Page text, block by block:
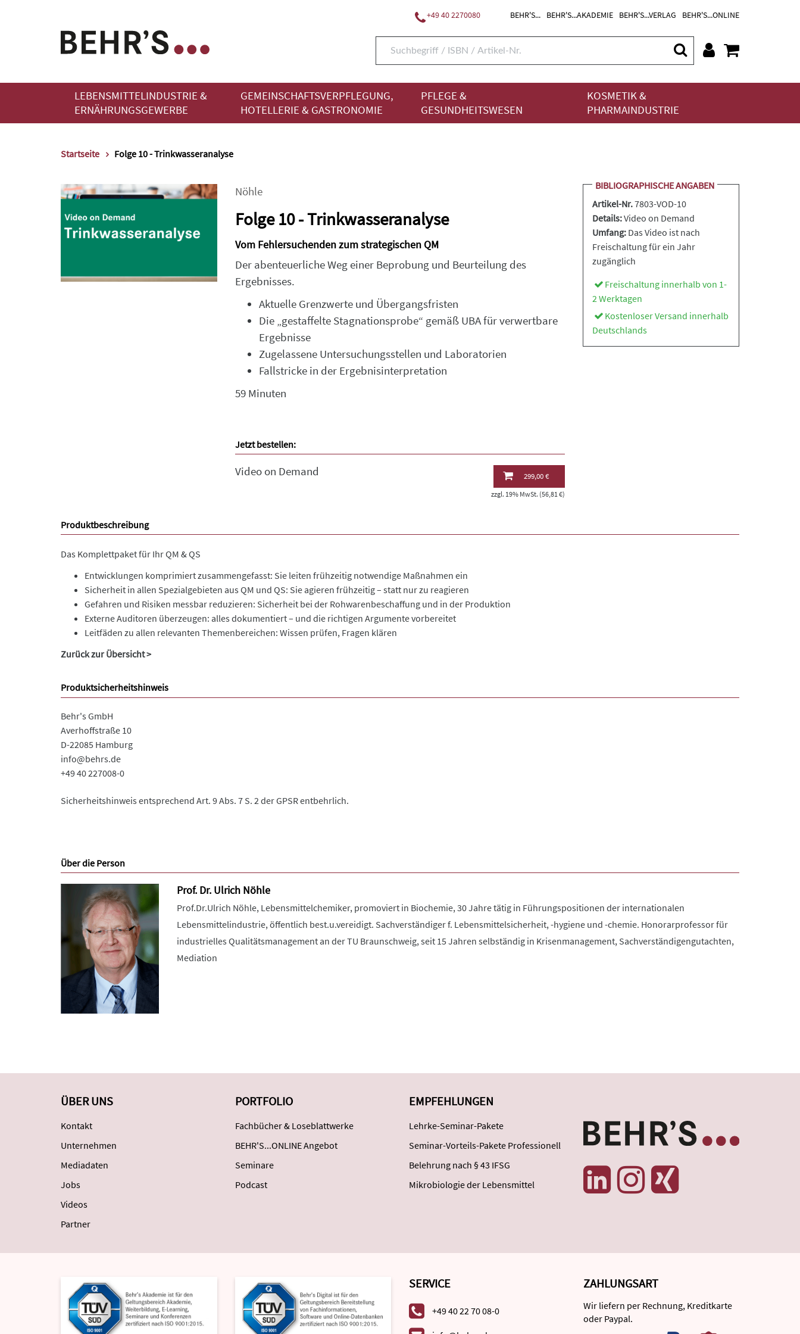
+49 40 2270080 BEHR'S... BEHR'S...AKADEMIE BEHR'S...VERLAG BEHR'S...ONLINE
LEBENSMITTELINDUSTRIE &
ERNÄHRUNGSGEWERBE
GEMEINSCHAFTSVERPFLEGUNG,
HOTELLERIE & GASTRONOMIE
PFLEGE &
GESUNDHEITSWESEN
KOSMETIK &
PHARMAINDUSTRIE
Startseite Folge 10 - Trinkwasseranalyse
Nöhle
Folge 10 - Trinkwasseranalyse
Vom Fehlersuchenden zum strategischen QM
Der abenteuerliche Weg einer Beprobung und Beurteilung des
Ergebnisses.
Aktuelle Grenzwerte und Übergangsfristen
Die „gestaffelte Stagnationsprobe“ gemäß UBA für verwertbare
Ergebnisse
Zugelassene Untersuchungsstellen und Laboratorien
Fallstricke in der Ergebnisinterpretation
59 Minuten
BIBLIOGRAPHISCHE ANGABEN
Artikel-Nr.7803-VOD-10
Details:Video on Demand
Umfang: Das Video ist nach
Freischaltung für ein Jahr
zugänglich
Freischaltung innerhalb von 1-
2 Werktagen
Kostenloser Versand innerhalb
Deutschlands
Jetzt bestellen:
Video on Demand 299,00 €
zzgl. 19% MwSt. (56,81 €)
Produktbeschreibung
Das Komplettpaket für Ihr QM & QS
Entwicklungen komprimiert zusammengefasst: Sie leiten frühzeitig notwendige Maßnahmen ein
Sicherheit in allen Spezialgebieten aus QM und QS: Sie agieren frühzeitig – statt nur zu reagieren
Gefahren und Risiken messbar reduzieren: Sicherheit bei der Rohwarenbeschaffung und in der Produktion
Externe Auditoren überzeugen: alles dokumentiert – und die richtigen Argumente vorbereitet
Leitfäden zu allen relevanten Themenbereichen: Wissen prüfen, Fragen klären
Zurück zur Übersicht >
Produktsicherheitshinweis
Behr's GmbH
Averhoffstraße 10
D-22085 Hamburg
info@behrs.de
+49 40 227008-0
Sicherheitshinweis entsprechend Art. 9 Abs. 7 S. 2 der GPSR entbehrlich.
Über die Person
Prof. Dr. Ulrich Nöhle
Prof.Dr.Ulrich Nöhle, Lebensmittelchemiker, promoviert in Biochemie, 30 Jahre tätig in Führungspositionen der internationalen
Lebensmittelindustrie, öffentlich best.u.vereidigt. Sachverständiger f. Lebensmittelsicherheit, -hygiene und -chemie. Honorarprofessor für
industrielles Qualitätsmanagement an der TU Braunschweig, seit 15 Jahren selbständig in Krisenmanagement, Sachverständigengutachten,
Mediation
ÜBER UNS
Kontakt
Unternehmen
Mediadaten
Jobs
Videos
Partner
PORTFOLIO
Fachbücher & Loseblattwerke
BEHR'S...ONLINE Angebot
Seminare
Podcast
EMPFEHLUNGEN
Lehrke-Seminar-Pakete
Seminar-Vorteils-Pakete Professionell
Belehrung nach § 43 IFSG
Mikrobiologie der Lebensmittel
SERVICE
+49 40 22 70 08-0
ZAHLUNGSART
Wir liefern per Rechnung, Kreditkarte
oder Paypal.